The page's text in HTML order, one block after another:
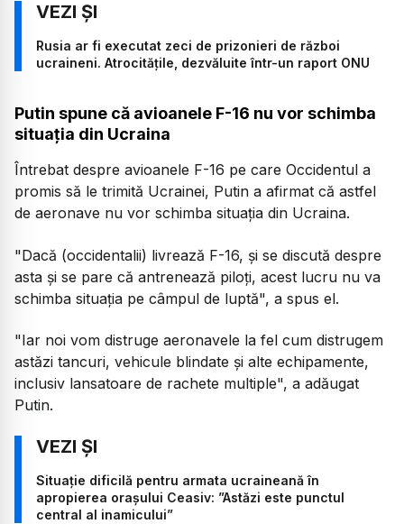
Rusia ar fi executat zeci de prizonieri de război
ucraineni. Atrocitățile, dezvăluite într-un raport ONU
Putin spune că avioanele F-16 nu vor schimba
situația din Ucraina
Întrebat despre avioanele F-16 pe care Occidentul a
promis să le trimită Ucrainei, Putin a afirmat că astfel
de aeronave nu vor schimba situaţia din Ucraina.
"Dacă (occidentalii) livrează F-16, şi se discută despre
asta şi se pare că antrenează piloţi, acest lucru nu va
schimba situaţia pe câmpul de luptă", a spus el.
"Iar noi vom distruge aeronavele la fel cum distrugem
astăzi tancuri, vehicule blindate şi alte echipamente,
inclusiv lansatoare de rachete multiple", a adăugat
Putin.
Situație dificilă pentru armata ucraineană în
apropierea orașului Ceasiv: ”Astăzi este punctul
central al inamicului”